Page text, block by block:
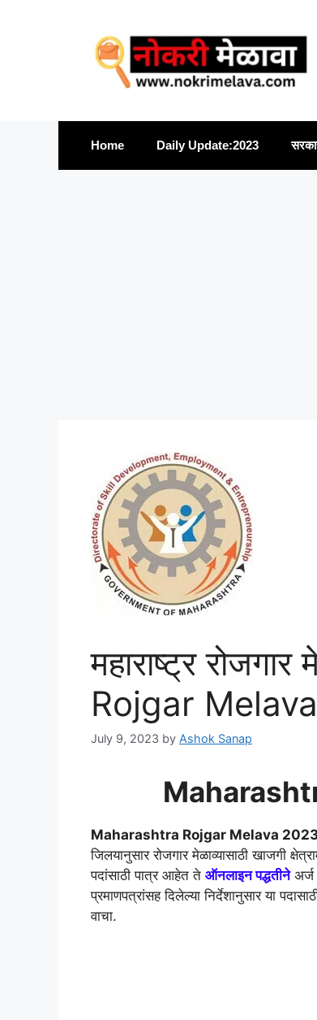
Home Daily Update:2023
महाराष्ट्र
Rojgar
July 9, 2023 by Ashok Sanap
Maharashtra Rojgar Melava
जिलयानुसार रोजगार मेळाव्यासाठी खाजगी
पदांसाठी पात्र आहेत ते ऑनलाइन पद्धतीनेअर्ज
प्रमाणपत्रांसह दिलेल्या निर्देशानुसार या
वाचा.